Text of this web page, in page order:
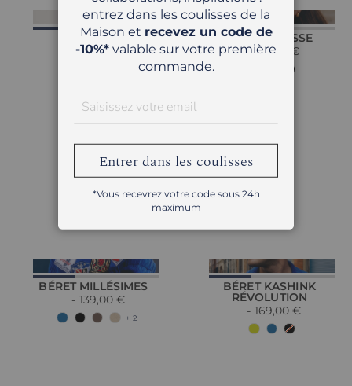
BÉRET JEAN
99,00 €
BÉRET ECLISSE
99,00 €
BÉRET MILLÉSIMES
139,00 €
+ 2
BÉRET KASHINK
RÉVOLUTION
169,00 €
entrez dans les coulisses de la
Maison et recevez un code de
-10%* valable sur votre première
commande.
Entrer dans les coulisses
*Vous recevrez votre code sous 24h
maximum